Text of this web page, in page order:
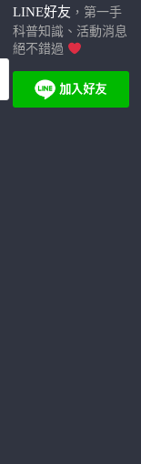
LINE好友 ，第一手
科普知識、活動消息
絕不錯過